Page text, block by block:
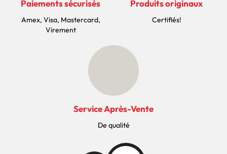
Paiements sécurisés
Amex, Visa, Mastercard,
Virement
Produits originaux
Certifiés!
Service Après-Vente
De qualité